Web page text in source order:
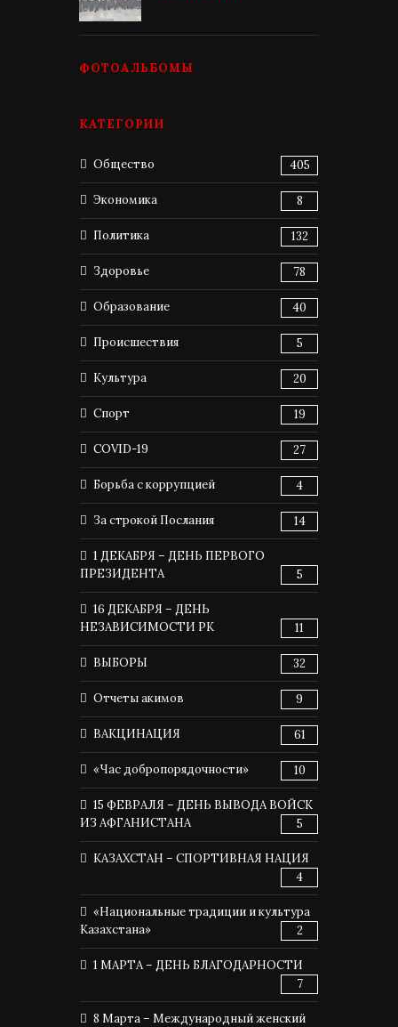
ФОТОАЛЬБОМЫ
КАТЕГОРИИ
Общество 405
Экономика 8
Политика 132
Здоровье 78
Образование 40
Происшествия 5
Культура 20
Спорт 19
COVID-19 27
Борьба с коррупцией 4
За строкой Послания 14
1 ДЕКАБРЯ – ДЕНЬ ПЕРВОГО
ПРЕЗИДЕНТА
5
16 ДЕКАБРЯ – ДЕНЬ
НЕЗАВИСИМОСТИ РК
11
ВЫБОРЫ 32
Отчеты акимов 9
ВАКЦИНАЦИЯ 61
«Час добропорядочности» 10
15 ФЕВРАЛЯ – ДЕНЬ ВЫВОДА ВОЙСК
ИЗ АФГАНИСТАНА
5
КАЗАХСТАН – СПОРТИВНАЯ НАЦИЯ
4
«Национальные традиции и культура
Казахстана»
2
1 МАРТА – ДЕНЬ БЛАГОДАРНОСТИ
7
8 Марта – Международный женский